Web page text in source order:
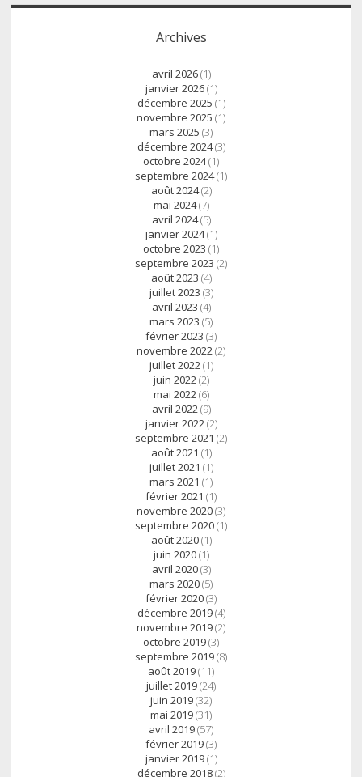
Archives
avril 2026(1)
janvier 2026(1)
décembre 2025 (1)
novembre 2025 (1)
mars 2025 (3)
décembre 2024(3)
octobre 2024(1)
septembre 2024(1)
août 2024(2)
mai 2024(7)
avril 2024(5)
janvier 2024(1)
octobre 2023 (1)
septembre 2023 (2)
août 2023 (4)
juillet 2023 (3)
avril 2023 (4)
mars 2023 (5)
février 2023 (3)
novembre 2022(2)
juillet 2022(1)
juin 2022(2)
mai 2022(6)
avril 2022(9)
janvier 2022(2)
septembre 2021 (2)
août 2021 (1)
juillet 2021 (1)
mars 2021 (1)
février 2021 (1)
novembre 2020(3)
septembre 2020(1)
août 2020(1)
juin 2020(1)
avril 2020(3)
mars 2020(5)
février 2020(3)
décembre 2019(4)
novembre 2019(2)
octobre 2019(3)
septembre 2019(8)
août 2019(11)
juillet 2019(24)
juin 2019(32)
mai 2019(31)
avril 2019(57)
février 2019(3)
janvier 2019(1)
décembre 2018(2)